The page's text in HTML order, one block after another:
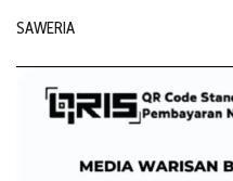
SAWERIA